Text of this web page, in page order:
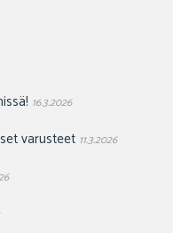
16.3.2026
varusteet 11.3.2026